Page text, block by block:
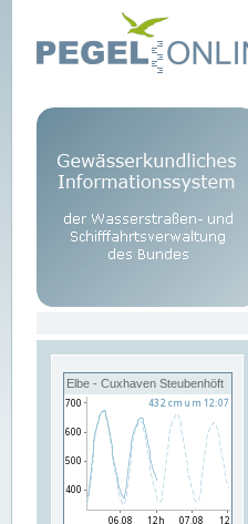
Elbe - Cuxhaven Steubenhöft